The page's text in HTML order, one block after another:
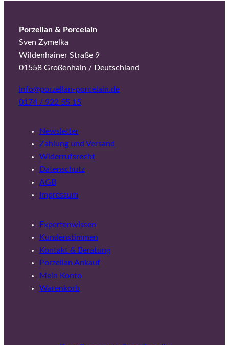
Porzellan & Porcelain
Sven Zymelka
Wildenhainer Straße 9
01558 Großenhain / Deutschland
info@porzellan-porcelain.de
0174 / 922 55 15
Newsletter
Zahlung und Versand
Widerrufsrecht
Datenschutz
AGB
Impressum
Expertenwissen
Kundenstimmen
Kontakt & Beratung
Porzellan Ankauf
Mein Konto
Warenkorb